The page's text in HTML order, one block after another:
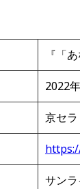
『「
2022
京セ
サン